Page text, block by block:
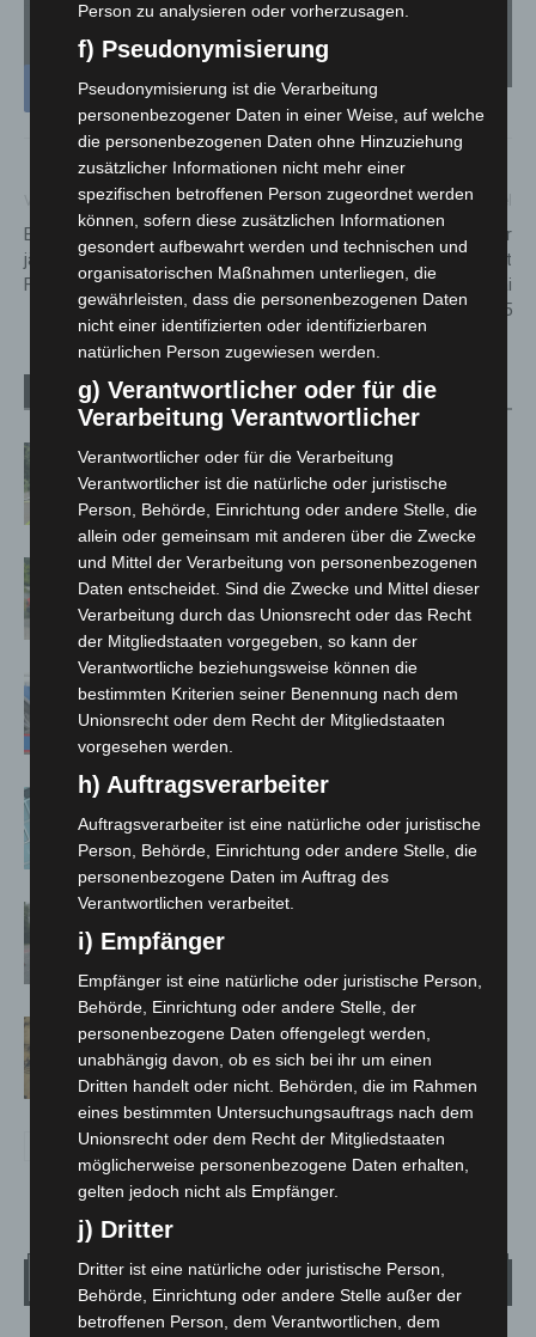
Vorheriger Artikel
Erlebnis-Zoo feiert 160-
jähriges Jubiläum mit großem
Familienfest
Nächster Artikel
Zweiter Saisonrenntag auf der
Neuen Bult: Burckhardt
Jubiläumsrenntag am 18. Mai
2025
Verwandte Artikel Mehr vom Autor
Brand im „Haus der Begegnung“ in
Neuwarmbüchen schnell eingedämmt
Region Hannover: 21 neue
Notfallsanitäter starten beim Roten
Kreuz
Mann läuft mit Hockeyschläger über
A7 – Polizei sucht Zeugen
Anklage nach Abschaltung von
„Archetyp Market“ erhoben
Hannover: Polizei stoppt 166
Trunkenheitsfahrten bei
Großkontrolle
Hannover Klassik Open Air 2026:
Französische Oper im Maschpark
Wetter
Person zu analysieren oder vorherzusagen.
f) Pseudonymisierung
Pseudonymisierung ist die Verarbeitung
personenbezogener Daten in einer Weise, auf welche
die personenbezogenen Daten ohne Hinzuziehung
zusätzlicher Informationen nicht mehr einer
spezifischen betroffenen Person zugeordnet werden
können, sofern diese zusätzlichen Informationen
gesondert aufbewahrt werden und technischen und
organisatorischen Maßnahmen unterliegen, die
gewährleisten, dass die personenbezogenen Daten
nicht einer identifizierten oder identifizierbaren
natürlichen Person zugewiesen werden.
g) Verantwortlicher oder für die
Verarbeitung Verantwortlicher
Verantwortlicher oder für die Verarbeitung
Verantwortlicher ist die natürliche oder juristische
Person, Behörde, Einrichtung oder andere Stelle, die
allein oder gemeinsam mit anderen über die Zwecke
und Mittel der Verarbeitung von personenbezogenen
Daten entscheidet. Sind die Zwecke und Mittel dieser
Verarbeitung durch das Unionsrecht oder das Recht
der Mitgliedstaaten vorgegeben, so kann der
Verantwortliche beziehungsweise können die
bestimmten Kriterien seiner Benennung nach dem
Unionsrecht oder dem Recht der Mitgliedstaaten
vorgesehen werden.
h) Auftragsverarbeiter
Auftragsverarbeiter ist eine natürliche oder juristische
Person, Behörde, Einrichtung oder andere Stelle, die
personenbezogene Daten im Auftrag des
Verantwortlichen verarbeitet.
i) Empfänger
Empfänger ist eine natürliche oder juristische Person,
Behörde, Einrichtung oder andere Stelle, der
personenbezogene Daten offengelegt werden,
unabhängig davon, ob es sich bei ihr um einen
Dritten handelt oder nicht. Behörden, die im Rahmen
eines bestimmten Untersuchungsauftrags nach dem
Unionsrecht oder dem Recht der Mitgliedstaaten
möglicherweise personenbezogene Daten erhalten,
gelten jedoch nicht als Empfänger.
j) Dritter
Dritter ist eine natürliche oder juristische Person,
Behörde, Einrichtung oder andere Stelle außer der
betroffenen Person, dem Verantwortlichen, dem